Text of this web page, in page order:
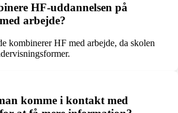
HF-uddannelsen på
arbejde?
kombinerer HF med arbejde, da skolen
komme i kontakt med